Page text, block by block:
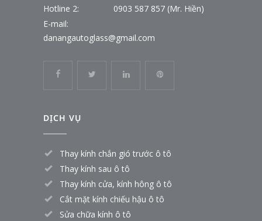
Hotline 2:
0903 587 857 (Mr. Hiền)
E-mail:
danangautoglass@gmail.com
DỊCH VỤ
Thay kính chắn gió trước ô tô
Thay kính sau ô tô
Thay kính cửa, kính hông ô tô
Cắt mặt kính chiếu hậu ô tô
Sửa chữa kính ô tô